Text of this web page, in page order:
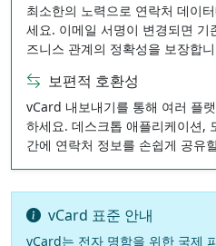
최소한의 노력으로 연락처 데이
세요. 이메일 서명이 변경되면 기
즈니스 관계의 정확성을 보장합
보편적 호환성
vCard 내보내기를 통해 여러 플
하세요. 데스크톱 애플리케이션,
간에 연락처 정보를 손쉽게 공유
vCard 표준 안내
vCard는 전자 명함을 위한 국제